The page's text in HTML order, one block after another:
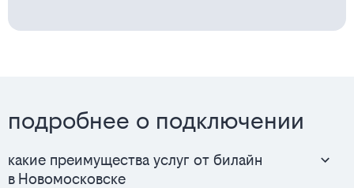
подробнее о подключении
какие преимущества услуг от билайн
в Новомосковске